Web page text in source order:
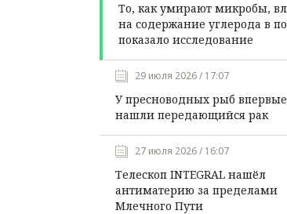
То, как умирают микробы,
на содержание углерода в
показало исследование
29 июля 2026 / 17:07
У пресноводных рыб впервые
нашли передающийся рак
27 июля 2026 / 16:07
Телескоп INTEGRAL нашёл
антиматерию за пределами
Млечного Пути